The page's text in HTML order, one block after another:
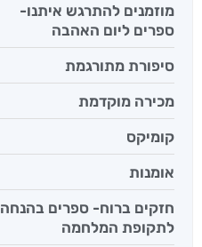
מוזמנים להתרגש איתנו-
ספרים ליום האהבה
סיפורת מתורגמת
מכירה מוקדמת
קומיקס
אומנות
חזקים ברוח- ספרים בהנחה
לתקופת המלחמה